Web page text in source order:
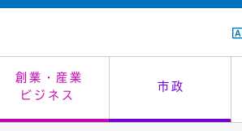
創業・産業
ビジネス
市政